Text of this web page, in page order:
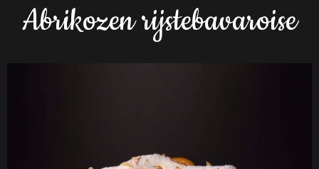
Abrikozen rijstebavaroise